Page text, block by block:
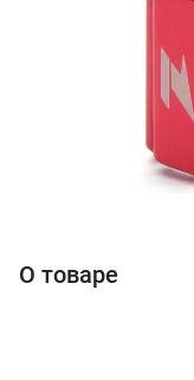
О товаре